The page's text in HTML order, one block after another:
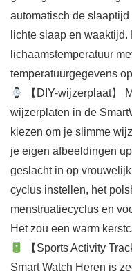
automatisch de
lichte slaap en
lichaamstemperatuur
temperatuurgegevens
【DIY-wijzerplaat】
wijzerplaten in de
kiezen om je slimme
je eigen afbeeldingen
geslacht in op
cyclus instellen, het
menstruatiecyclus en
Het zou een warm
【Sports Activity
Smart Watch Heren is